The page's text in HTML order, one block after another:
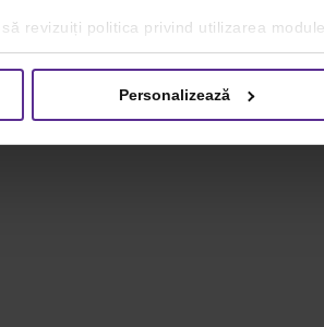
revizuiți politica privind utilizarea
Personalizează